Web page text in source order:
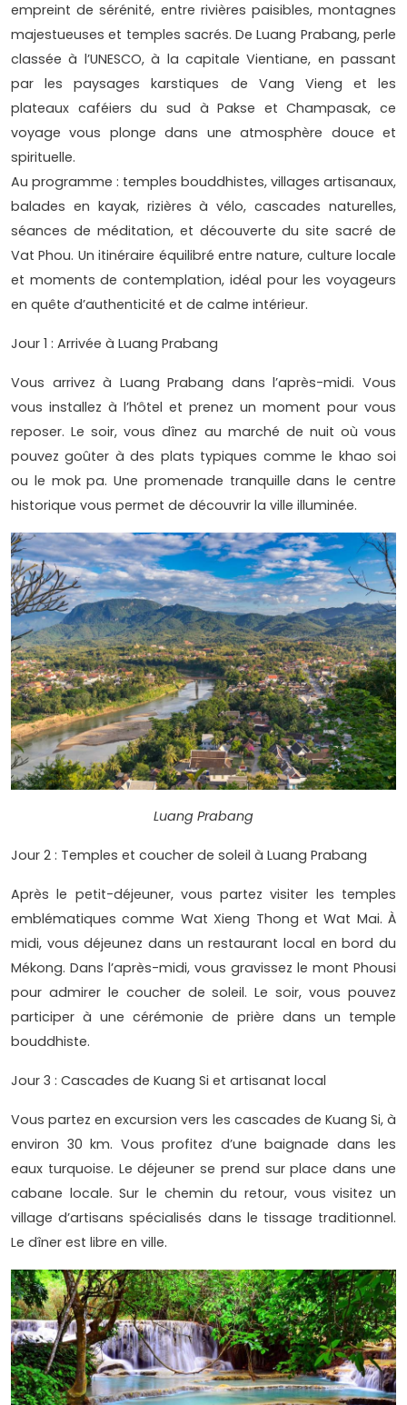
empreint de sérénité, entre rivières paisibles, montagnes
majestueuses et temples sacrés. De Luang Prabang, perle
classée à l’UNESCO, à la capitale Vientiane, en passant
par les paysages karstiques de Vang Vieng et les
plateaux caféiers du sud à Pakse et Champasak, ce
voyage vous plonge dans une atmosphère douce et
spirituelle.
Au programme : temples bouddhistes, villages artisanaux,
balades en kayak, rizières à vélo, cascades naturelles,
séances de méditation, et découverte du site sacré de
Vat Phou. Un itinéraire équilibré entre nature, culture locale
et moments de contemplation, idéal pour les voyageurs
en quête d’authenticité et de calme intérieur.
Jour 1 : Arrivée à Luang Prabang
Vous arrivez à Luang Prabang dans l’après-midi. Vous
vous installez à l’hôtel et prenez un moment pour vous
reposer. Le soir, vous dînez au marché de nuit où vous
pouvez goûter à des plats typiques comme le khao soi
ou le mok pa. Une promenade tranquille dans le centre
historique vous permet de découvrir la ville illuminée.
Luang Prabang
Jour 2 : Temples et coucher de soleil à Luang Prabang
Après le petit-déjeuner, vous partez visiter les temples
emblématiques comme Wat Xieng Thong et Wat Mai. À
midi, vous déjeunez dans un restaurant local en bord du
Mékong. Dans l’après-midi, vous gravissez le mont Phousi
pour admirer le coucher de soleil. Le soir, vous pouvez
participer à une cérémonie de prière dans un temple
bouddhiste.
Jour 3 : Cascades de Kuang Si et artisanat local
Vous partez en excursion vers les cascades de Kuang Si, à
environ 30 km. Vous profitez d’une baignade dans les
eaux turquoise. Le déjeuner se prend sur place dans une
cabane locale. Sur le chemin du retour, vous visitez un
village d’artisans spécialisés dans le tissage traditionnel.
Le dîner est libre en ville.